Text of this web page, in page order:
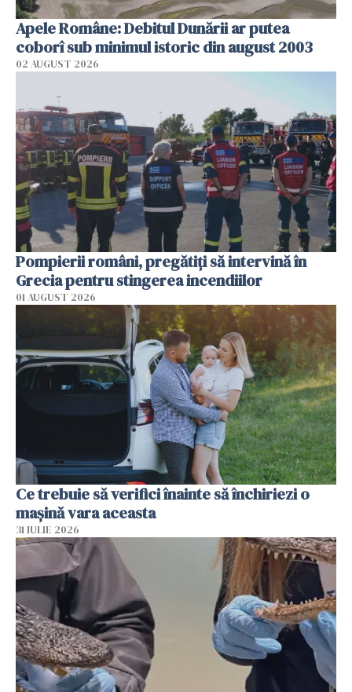
Apele Române: Debitul Dunării ar putea
coborî sub minimul istoric din august 2003
02 AUGUST 2026
Pompierii români, pregătiţi să intervină în
Grecia pentru stingerea incendiilor
01 AUGUST 2026
Ce trebuie să verifici înainte să închiriezi o
mașină vara aceasta
31 IULIE 2026